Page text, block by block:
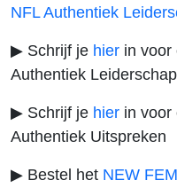
NFL Authentiek
▶ Schrijf je hier in voor
Authentiek Leiderschap
▶ Schrijf je hier in voor
Authentiek Uitspreken
▶ Bestel het NEW